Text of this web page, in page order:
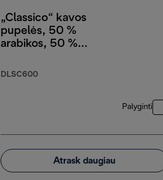
„Classico“ kavos
pupelės, 50 %
arabikos, 50 %
DLSC600
Palyginti
Atrask daugiau